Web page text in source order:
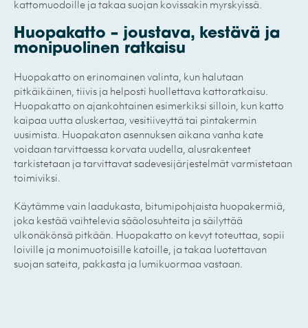
kattomuodoille ja takaa suojan kovissakin myrskyissä.
Huopakatto – joustava, kestävä ja
monipuolinen ratkaisu
Huopakatto on erinomainen valinta, kun halutaan
pitkäikäinen, tiivis ja helposti huollettava kattoratkaisu.
Huopakatto on ajankohtainen esimerkiksi silloin, kun katto
kaipaa uutta aluskertaa, vesitiiveyttä tai pintakermin
uusimista. Huopakaton asennuksen aikana vanha kate
voidaan tarvittaessa korvata uudella, alusrakenteet
tarkistetaan ja tarvittavat sadevesijärjestelmät varmistetaan
toimiviksi.
Käytämme vain laadukasta, bitumipohjaista huopakermiä,
joka kestää vaihtelevia sääolosuhteita ja säilyttää
ulkonäkönsä pitkään. Huopakatto on kevyt toteuttaa, sopii
loiville ja monimuotoisille katoille, ja takaa luotettavan
suojan sateita, pakkasta ja lumikuormaa vastaan.